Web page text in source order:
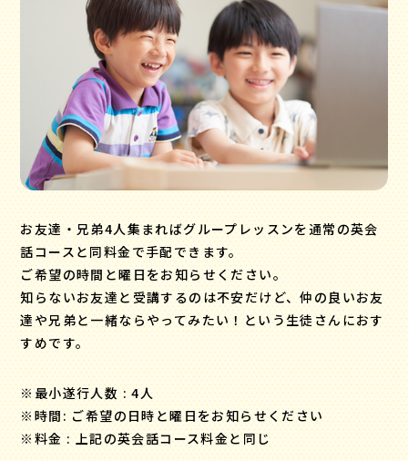
お友達・兄弟4人集まればグループレッスンを通常の英会
話コースと同料金で手配できます。
ご希望の時間と曜日をお知らせください。
知らないお友達と受講するのは不安だけど、仲の良いお友
達や兄弟と一緒ならやってみたい！という生徒さんにおす
すめです。
※最小遂行人数 : 4人
※時間: ご希望の日時と曜日をお知らせください
※料金 : 上記の英会話コース料金と同じ